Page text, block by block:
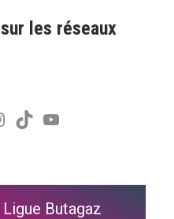
les réseaux
TikTokYouTube
Butagaz